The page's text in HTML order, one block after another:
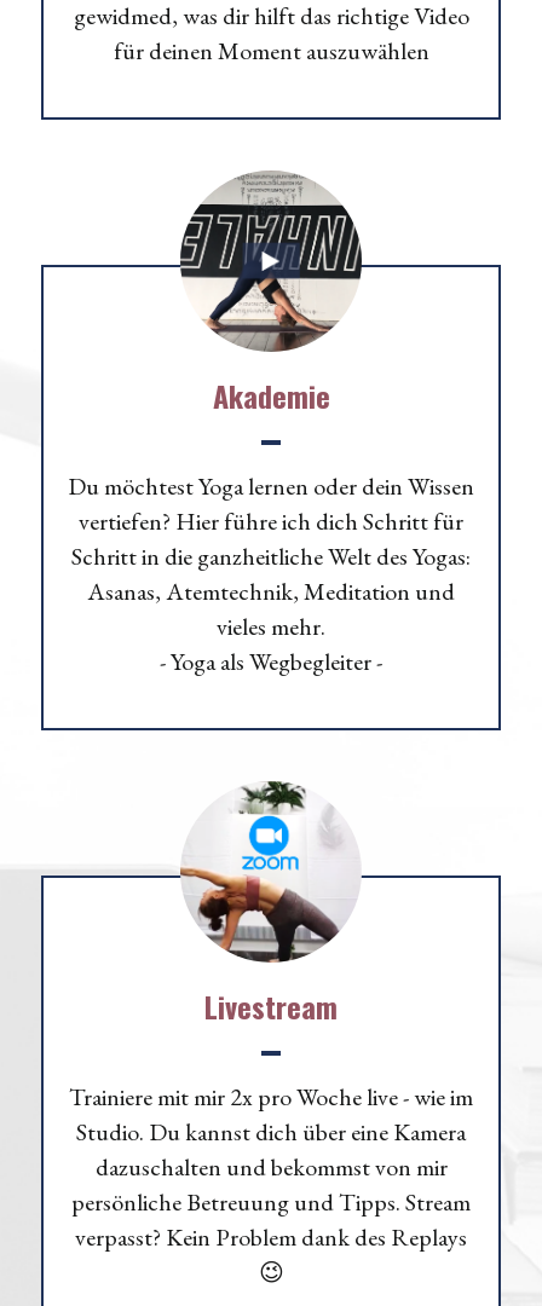
gewidmed, was dir hilft das richtige Video
für deinen Moment auszuwählen
Akademie
Du möchtest Yoga lernen oder dein Wissen
vertiefen? Hier führe ich dich Schritt für
Schritt in die ganzheitliche Welt des Yogas:
Asanas, Atemtechnik, Meditation und
vieles mehr.
- Yoga als Wegbegleiter -
Livestream
Trainiere mit mir 2x pro Woche live - wie im
Studio. Du kannst dich über eine Kamera
dazuschalten und bekommst von mir
persönliche Betreuung und Tipps. Stream
verpasst? Kein Problem dank des Replays
😉